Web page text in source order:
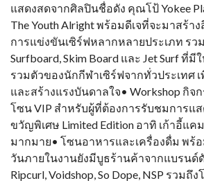
แสดงสดจากศิลปินชื่อดัง คุณโป้ Yokee
The Youth Alright พร้อมดีเจที่จะมาสร้า
การแข่งขันเซิร์ฟหลากหลายประเภท ร
Surfboard, Skim Board และ Jet Surf ที่
รวมตัวของนักกีฬาเซิร์ฟจากทั่วประเทศ
และสร้างแรงบันดาลใจ• Workshop กิ
โซน VIP สำหรับผู้ที่ต้องการรับชมการแ
ขวัญพิเศษ Limited Edition อาทิ เก้าอี้แ
มากมาย• โซนอาหารและเครื่องดื่ม พ
วันภายในงานยังมีบูธร้านค้าจากแบรนด์
Ripcurl, Voidshop, So Dope, NSP รวม